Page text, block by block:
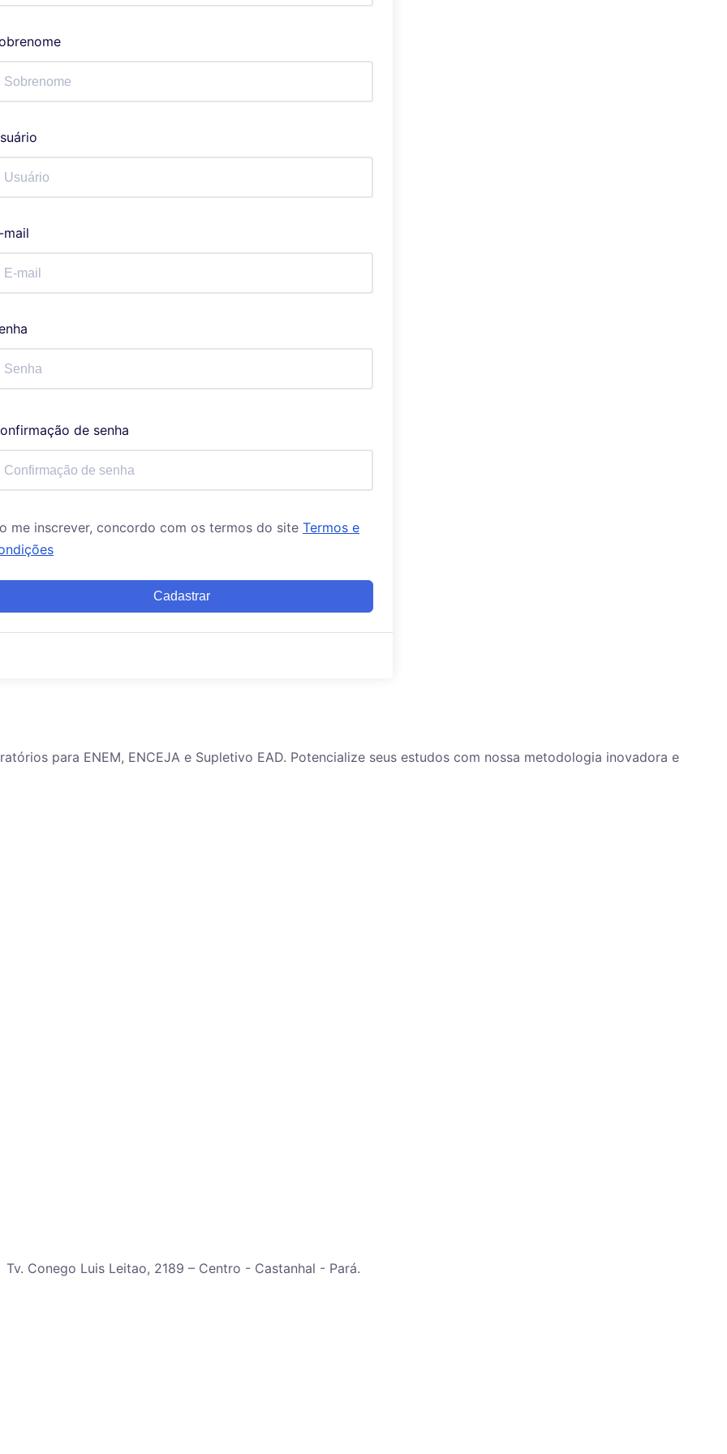
mail
de senha
me inscrever, concordo com os termos do site Termos e
Cadastrar
para ENEM, ENCEJA e Supletivo EAD. Potencialize seus estudos com nossa metodologia inovadora e
Tv. Conego Luis Leitao, 2189 – Centro - Castanhal - Pará.